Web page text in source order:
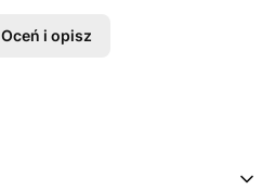
Oceń i opisz